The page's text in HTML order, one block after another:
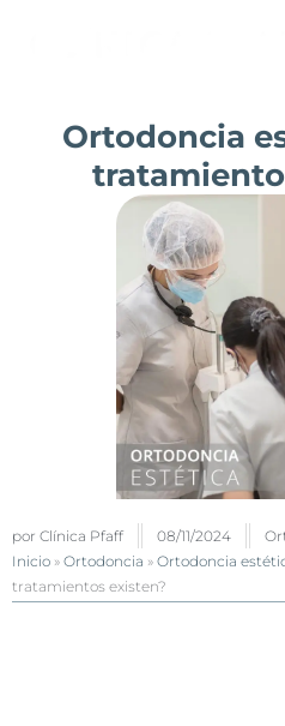
Ortodoncia
por Clínica Pfaff 08/11/2024
Inicio » Ortodoncia » Ortodoncia
tratamientos existen?